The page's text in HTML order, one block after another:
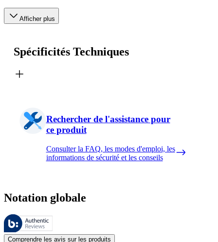
Afficher plus
Spécificités Techniques
Rechercher de l'assistance pour
ce produit
Consulter la FAQ, les modes d'emploi, les
informations de sécurité et les conseils
Notation globale
Ces évaluations sont gérées par Bazaarvoice et sont conformes à la
Les avis des clients exprimés sous forme d'évaluations de produits
Comprendre les avis sur les produits